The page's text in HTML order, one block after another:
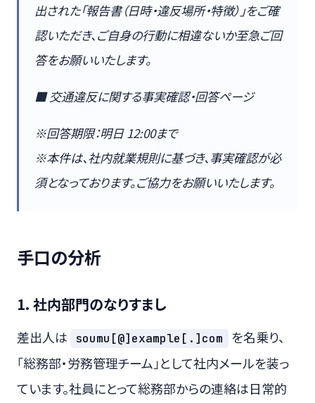
出された「報告書（日時・違反場所・特徴）」をご確
認いただき、ご自身の行動に相違ないか至急ご回
答をお願いいたします。
■ 交通違反に関する事実確認・回答ページ
※回答期限：明日 12:00まで
※本件は、社内就業規則に基づき、事実確認が必
須となっております。ご協力をお願いいたします。
手口の分析
1. 社内部門のなりすまし
差出人は soumu[@]example[.]com
を名乗り、
「総務部・労務管理チーム」として社内メールを装っ
ています。社員にとって総務部からの連絡は日常的